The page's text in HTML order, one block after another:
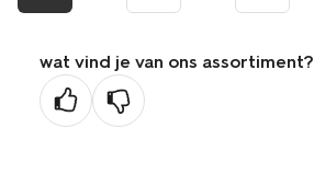
wat vind je van ons assortiment?